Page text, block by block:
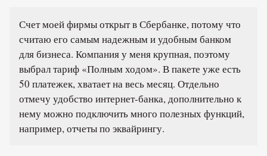
Счет моей фирмы открыт в Сбербанке, потому что
считаю его самым надежным и удобным банком
для бизнеса. Компания у меня крупная, поэтому
выбрал тариф «Полным ходом». В пакете уже есть
50 платежек, хватает на весь месяц. Отдельно
отмечу удобство интернет-банка, дополнительно к
нему можно подключить много полезных функций,
например, отчеты по эквайрингу.